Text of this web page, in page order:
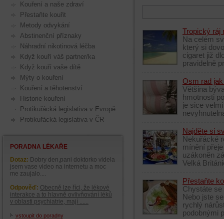
Kouření a naše zdraví
Přestaňte kouřit
Metody odvykání
Abstinenční příznaky
Náhradní nikotinová léčba
Když kouří váš partner/ka
Když kouří vaše dítě
Mýty o kouření
Kouření a těhotenství
Historie kouření
Protikuřácká legislativa v Evropě
Protikuřácká legislativa v ČR
PORADNA LÉKAŘE
Dotaz: Dobry den,pani doktorko videla
jsem vase video na internetu a moc
me zaujalo....
Odpověď: Obecně lze říci, že lékové
interakce a to hlavně ovlivňování léků
v oblasti psychiatrie, mají ......
vstoupit do poradny
Tropický ráj
Na celém
který si
cigaret již
pravidelně
Osm rad
Většina
hmotnosti
je sice
Najděte si
Nekuřácké
mínění
uzákoněn
Velká
Přestaňte
Chystáte se
Nebo jste
rychlý
podobnými